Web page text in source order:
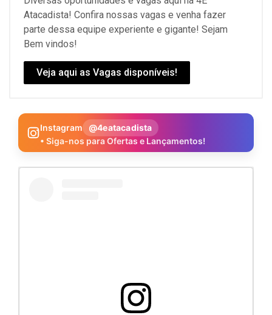
Atacadista! Confira nossas vagas e venha fazer
parte dessa equipe experiente e gigante! Sejam
Bem vindos!
Veja aqui as Vagas disponíveis!
Instagram
@4eatacadista
• Siga-nos para Ofertas e Lançamentos!